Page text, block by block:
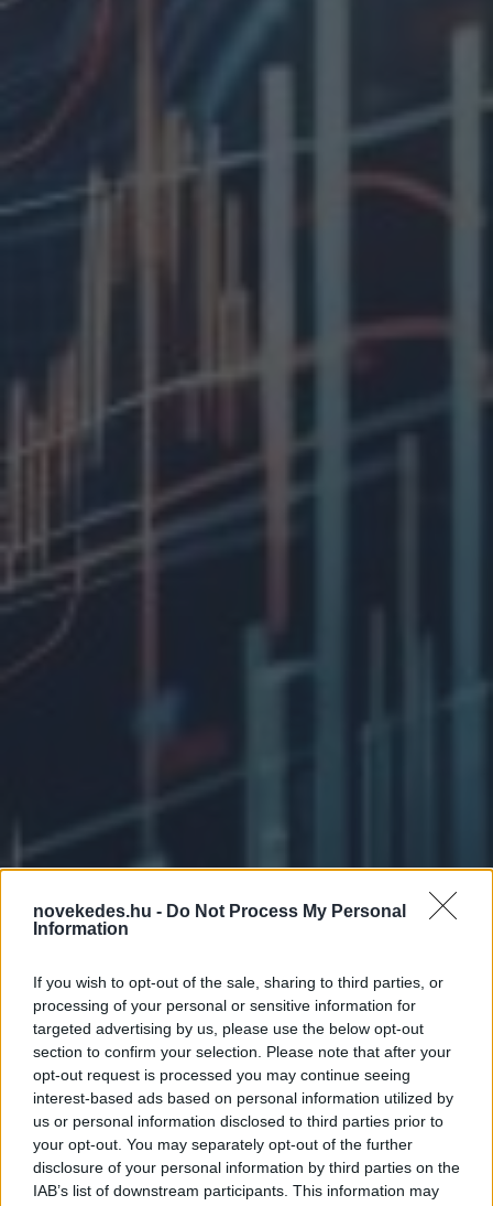
novekedes.hu - Do Not Process My Personal
Information
If you wish to opt-out of the sale, sharing to third parties, or
processing of your personal or sensitive information for
targeted advertising by us, please use the below opt-out
section to confirm your selection. Please note that after your
opt-out request is processed you may continue seeing
interest-based ads based on personal information utilized by
us or personal information disclosed to third parties prior to
your opt-out. You may separately opt-out of the further
disclosure of your personal information by third parties on the
IAB’s list of downstream participants. This information may
Ismét megrendezik a
Közgazdasági